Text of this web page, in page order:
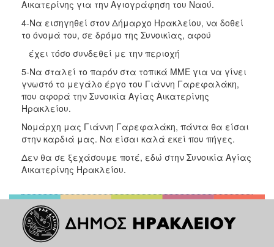
Αικατερίνης για την Αγιογράφηση του Ναού.
4-Να εισηγηθεί στον Δήμαρχο Ηρακλείου, να δοθεί
το όνομά του, σε δρόμο της Συνοικίας, αφού
έχει τόσο συνδεθεί με την περιοχή
5-Να σταλεί το παρόν στα τοπικά ΜΜΕ για να γίνει
γνωστό το μεγάλο έργο του Γιάννη Γαρεφαλάκη,
που αφορά την Συνοικία Αγίας Αικατερίνης
Ηρακλείου.
Νομάρχη μας Γιάννη Γαρεφαλάκη, πάντα θα είσαι
στην καρδιά μας. Να είσαι καλά εκεί που πήγες.
Δεν θα σε ξεχάσουμε ποτέ, εδώ στην Συνοικία Αγίας
Αικατερίνης Ηρακλείου.